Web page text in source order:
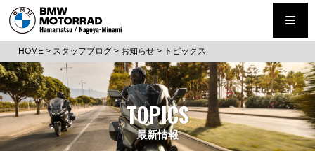
HOME > スタッフブログ > お知らせ > トピックス
TOPICS
最新情報